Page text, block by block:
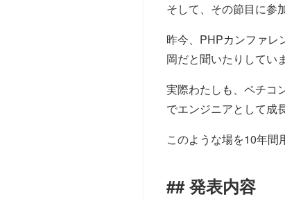
そして、その節目に参
昨今、PHPカンファレ
岡だと聞いたりしてい
実際わたしも、ペチコ
でエンジニアとして成
このような場を10年間
発表内容